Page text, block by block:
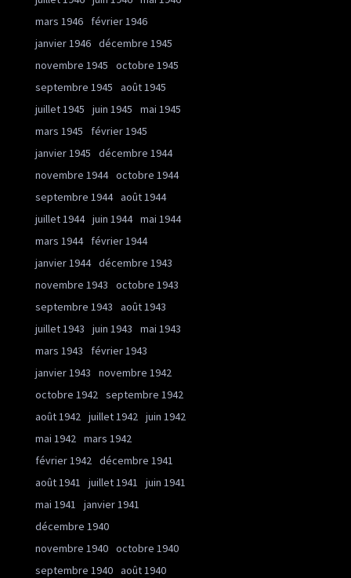
mars 1946
février 1946
janvier 1946 décembre 1945
novembre 1945
octobre 1945
septembre 1945
août 1945
juillet 1945
juin 1945
mai 1945
mars 1945
février 1945
janvier 1945
décembre 1944
novembre 1944 octobre 1944
septembre 1944 août 1944
juillet 1944 juin 1944 mai 1944
mars 1944
février 1944
janvier 1944 décembre 1943
novembre 1943
octobre 1943
septembre 1943
août 1943
juillet 1943
juin 1943
mai 1943
mars 1943
février 1943
janvier 1943
novembre 1942
octobre 1942 septembre 1942
août 1942 juillet 1942 juin 1942
mai 1942 mars 1942
février 1942 décembre 1941
août 1941
juillet 1941
juin 1941
mai 1941
janvier 1941
décembre 1940
novembre 1940 octobre 1940
septembre 1940 août 1940